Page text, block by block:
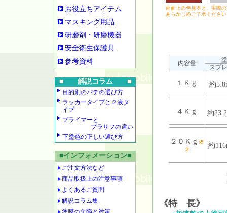
お役立ちアイテム
マスキング用品
研磨剤・研磨機器
安全衛生保護具
参考資料
■ 解説コラム ■
目的別のパテの選び方
ラッカータイプと２液タ
イプ
プライマーと
プラサフの違い
下塗色の正しい選び方
■インフォメーション■
ご注文方法など
商品取扱上の注意事項
よくあるご質問
解説コラム集
画面上の色見本と、実際
あらかじめご了承くださ
内容量
スプ
１Ｋｇ 約
４Ｋｇ 約
２０Ｋｇ ※
２
約
《特 長》